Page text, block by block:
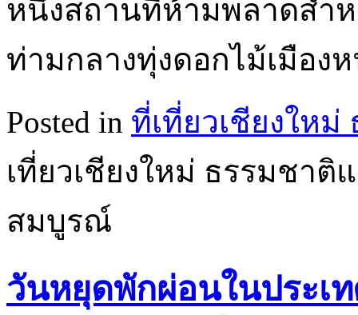
หนึ่งสถานที่ห้ามพลาดสำ
ท่ามกลางทุ่งดอกไม้เมือ
Posted in ที่เที่ยวเชียงใหม่
เที่ยวเชียงใหม่ ธรรมชา
สมบูรณ์
วันหยุดพักผ่อนในประเท